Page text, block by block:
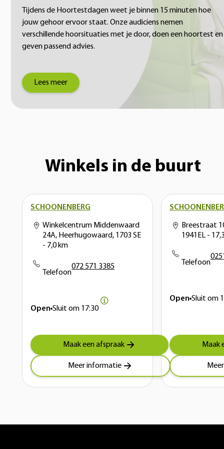
Tijdens de Hoortestdagen weet je binnen 15 minuten hoe
jouw gehoor ervoor staat. Onze audiciens nemen
verschillende hoorsituaties met je door, doen een hoortest en
geven passend advies.
Lees meer
Winkels in de buurt
SCHOONENBERG
Winkelcentrum Middenwaard
24A, Heerhugowaard, 1703 SE
- 7,0 km
Telefoon
072 571 3385
Open Sluit om 17:30
Maak een afspraak
Meer informatie
Breestraat
1941EL -
Telefoon
Open Sluit om
Maak